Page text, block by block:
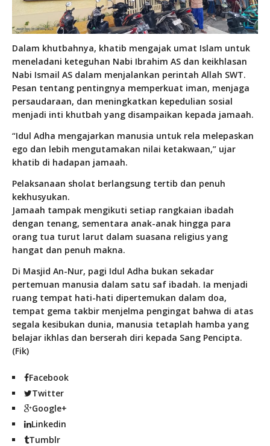
Dalam khutbahnya, khatib mengajak umat Islam untuk
meneladani keteguhan Nabi Ibrahim AS dan keikhlasan
Nabi Ismail AS dalam menjalankan perintah Allah SWT.
Pesan tentang pentingnya memperkuat iman, menjaga
persaudaraan, dan meningkatkan kepedulian sosial
menjadi inti khutbah yang disampaikan kepada jamaah.
“Idul Adha mengajarkan manusia untuk rela melepaskan
ego dan lebih mengutamakan nilai ketakwaan,” ujar
khatib di hadapan jamaah.
Pelaksanaan sholat berlangsung tertib dan penuh
kekhusyukan.
Jamaah tampak mengikuti setiap rangkaian ibadah
dengan tenang, sementara anak-anak hingga para
orang tua turut larut dalam suasana religius yang
hangat dan penuh makna.
Di Masjid An-Nur, pagi Idul Adha bukan sekadar
pertemuan manusia dalam satu saf ibadah. Ia menjadi
ruang tempat hati-hati dipertemukan dalam doa,
tempat gema takbir menjelma pengingat bahwa di atas
segala kesibukan dunia, manusia tetaplah hamba yang
belajar ikhlas dan berserah diri kepada Sang Pencipta.
(Fik)
Facebook
Twitter
Google+
Linkedin
Tumblr